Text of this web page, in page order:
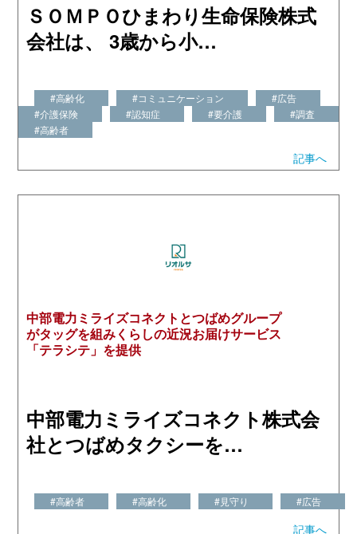
ＳＯＭＰＯひまわり生命保険株式
会社は、 3歳から小…
#高齢化 #コミュニケーション
#広告
#介護保険
#認知症 #要介護
#調査
#高齢者
記事へ
中部電力ミライズコネクトとつばめグループ
がタッグを組みくらしの近況お届けサービス
「テラシテ」を提供
中部電力ミライズコネクト株式会
社とつばめタクシーを…
#高齢者 #高齢化 #見守り #広告
記事へ